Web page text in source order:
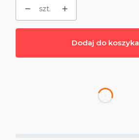
szt.
Dodaj do koszyka
dnia